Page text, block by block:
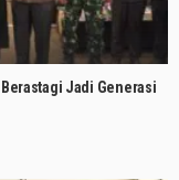
Jadi Generasi